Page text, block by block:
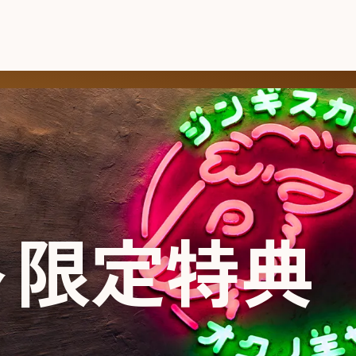
定特典